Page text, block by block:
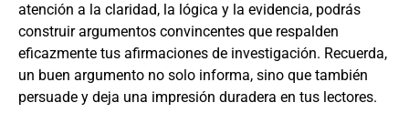
atención a la claridad, la lógica y la evidencia, podrás
construir argumentos convincentes que respalden
eficazmente tus afirmaciones de investigación. Recuerda,
un buen argumento no solo informa, sino que también
persuade y deja una impresión duradera en tus lectores.